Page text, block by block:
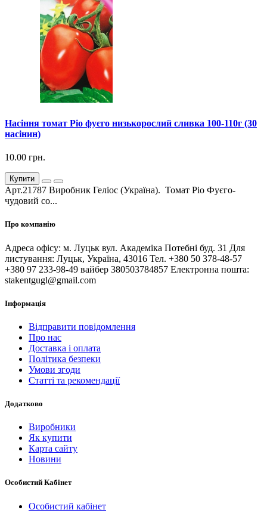
Насіння томат Ріо фуєго низькорослий сливка 100-110г (30
насінин)
10.00 грн.
Купити
Арт.21787 Виробник Геліос (Україна). Томат Ріо Фуєго-
чудовий со...
Про компанію
Адреса офісу: м. Луцьк вул. Академіка Потебні буд. 31 Для
листування: Луцьк, Україна, 43016 Тел. +380 50 378-48-57
+380 97 233-98-49 вайбер 380503784857 Електронна пошта:
stakentgugl@gmail.com
Інформація
Відправити повідомлення
Про нас
Доставка і оплата
Політика безпеки
Умови згоди
Статті та рекомендації
Додатково
Виробники
Як купити
Карта сайту
Новини
Особистий Кабінет
Особистий кабінет